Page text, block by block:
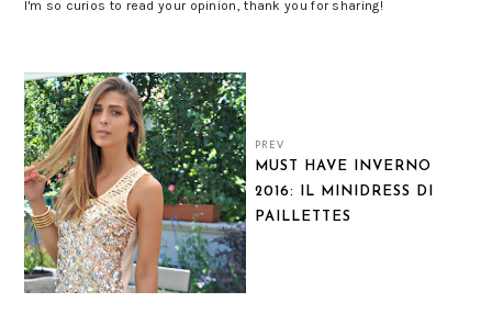
I'm so curios to read your opinion, thank you for sharing!
PREV
MUST HAVE INVERNO
2016: IL MINIDRESS DI
PAILLETTES